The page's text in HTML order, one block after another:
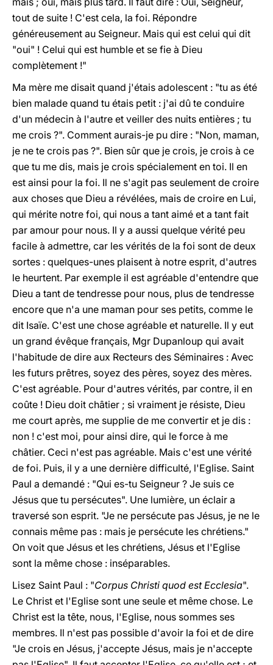
tout de suite ! C'est cela, la foi. Répondre
généreusement au Seigneur. Mais qui est celui qui dit
"oui" ! Celui qui est humble et se fie à Dieu
complètement !"
Ma mère me disait quand j'étais adolescent : "tu as été
bien malade quand tu étais petit : j'ai dû te conduire
d'un médecin à l'autre et veiller des nuits entières ; tu
me crois ?". Comment aurais-je pu dire : "Non, maman,
je ne te crois pas ?". Bien sûr que je crois, je crois à ce
que tu me dis, mais je crois spécialement en toi. Il en
est ainsi pour la foi. Il ne s'agit pas seulement de croire
aux choses que Dieu a révélées, mais de croire en Lui,
qui mérite notre foi, qui nous a tant aimé et a tant fait
par amour pour nous. Il y a aussi quelque vérité peu
facile à admettre, car les vérités de la foi sont de deux
sortes : quelques-unes plaisent à notre esprit, d'autres
le heurtent. Par exemple il est agréable d'entendre que
Dieu a tant de tendresse pour nous, plus de tendresse
encore que n'a une maman pour ses petits, comme le
dit Isaïe. C'est une chose agréable et naturelle. Il y eut
un grand évêque français, Mgr Dupanloup qui avait
l'habitude de dire aux Recteurs des Séminaires : Avec
les futurs prêtres, soyez des pères, soyez des mères.
C'est agréable. Pour d'autres vérités, par contre, il en
coûte ! Dieu doit châtier ; si vraiment je résiste, Dieu
me court après, me supplie de me convertir et je dis :
non ! c'est moi, pour ainsi dire, qui le force à me
châtier. Ceci n'est pas agréable. Mais c'est une vérité
de foi. Puis, il y a une dernière difficulté, l'Eglise. Saint
Paul a demandé : "Qui es-tu Seigneur ? Je suis ce
Jésus que tu persécutes". Une lumière, un éclair a
traversé son esprit. "Je ne persécute pas Jésus, je ne le
connais même pas : mais je persécute les chrétiens."
On voit que Jésus et les chrétiens, Jésus et l'Eglise
sont la même chose : inséparables.
Lisez Saint Paul : "Corpus Christi quod est Ecclesia".
Le Christ et l'Eglise sont une seule et même chose. Le
Christ est la tête, nous, l'Eglise, nous sommes ses
membres. Il n'est pas possible d'avoir la foi et de dire
"Je crois en Jésus, j'accepte Jésus, mais je n'accepte